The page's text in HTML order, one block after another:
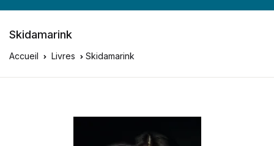
Skidamarink
Accueil Livres Skidamarink